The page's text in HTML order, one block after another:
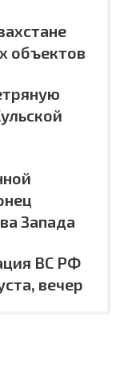
объектов
Запада
ВС РФ
вечер